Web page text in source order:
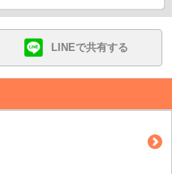
LINEで共有する